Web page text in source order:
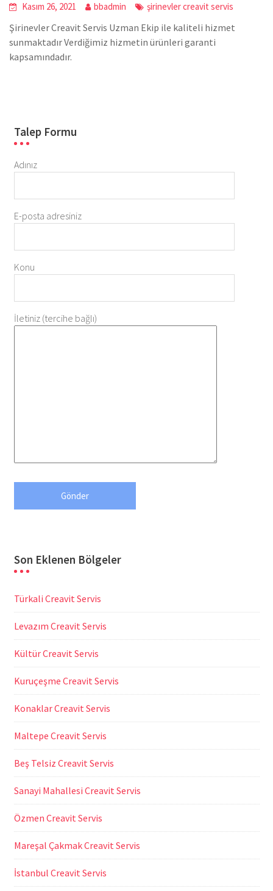
Kasım 26, 2021 bbadmin şirinevler creavit servis
Şirinevler Creavit Servis Uzman Ekip ile kaliteli hizmet
sunmaktadır Verdiğimiz hizmetin ürünleri garanti
kapsamındadır.
Talep Formu
Adınız
E-posta adresiniz
Konu
İletiniz (tercihe bağlı)
Son Eklenen Bölgeler
Türkali Creavit Servis
Levazım Creavit Servis
Kültür Creavit Servis
Kuruçeşme Creavit Servis
Konaklar Creavit Servis
Maltepe Creavit Servis
Beş Telsiz Creavit Servis
Sanayi Mahallesi Creavit Servis
Özmen Creavit Servis
Mareşal Çakmak Creavit Servis
İstanbul Creavit Servis